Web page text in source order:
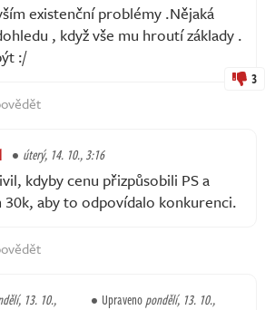
existenční problémy .Nějaká
, když vše mu hroutí základy .
:/
3
úterý, 14. 10., 3:16
kdyby cenu přizpůsobili PS a
30k, aby to odpovídalo konkurenci.
13. 10.,
Upravenopondělí, 13. 10.,